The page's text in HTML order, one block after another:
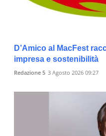
D’Amico al MacFest
impresa e sostenibilità
Redazione 5 3 Agosto 2026 09:27